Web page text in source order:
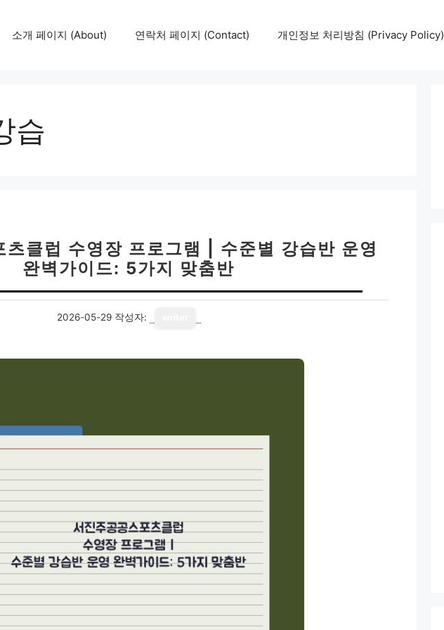
소개 페이지 (About) 연락처 페이지 (Contact) 개인정보 처리방침 (Privacy Policy)
습
츠클럽 수영장 프로그램 | 수준별 강습반 운영
완벽가이드: 5가지 맞춤반
2026-05-29 작성자: